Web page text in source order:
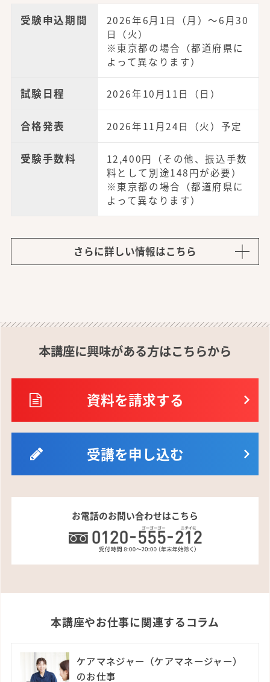
受験申込期間
2026年6月1日（月）～6月30
日（火）
※東京都の場合（都道府県に
よって異なります）
試験日程 2026年10月11日（日）
合格発表 2026年11月24日（火）予定
受験手数料
12,400円（その他、振込手数
料として別途148円が必要）
※東京都の場合（都道府県に
よって異なります）
さらに詳しい情報はこちら
本講座に興味がある方はこちらから
資料を請求する
受講を申し込む
お電話のお問い合わせはこちら
本講座やお仕事に関連するコラム
ケアマネジャー（ケアマネージャー）
のお仕事